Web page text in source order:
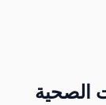
الصحية